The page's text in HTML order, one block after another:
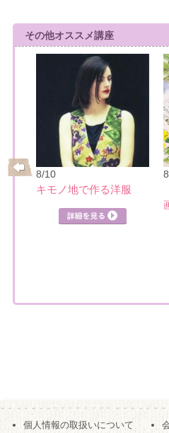
その他オススメ講座
8/10
キモノ地で作る洋服
個人情報の取扱いについて